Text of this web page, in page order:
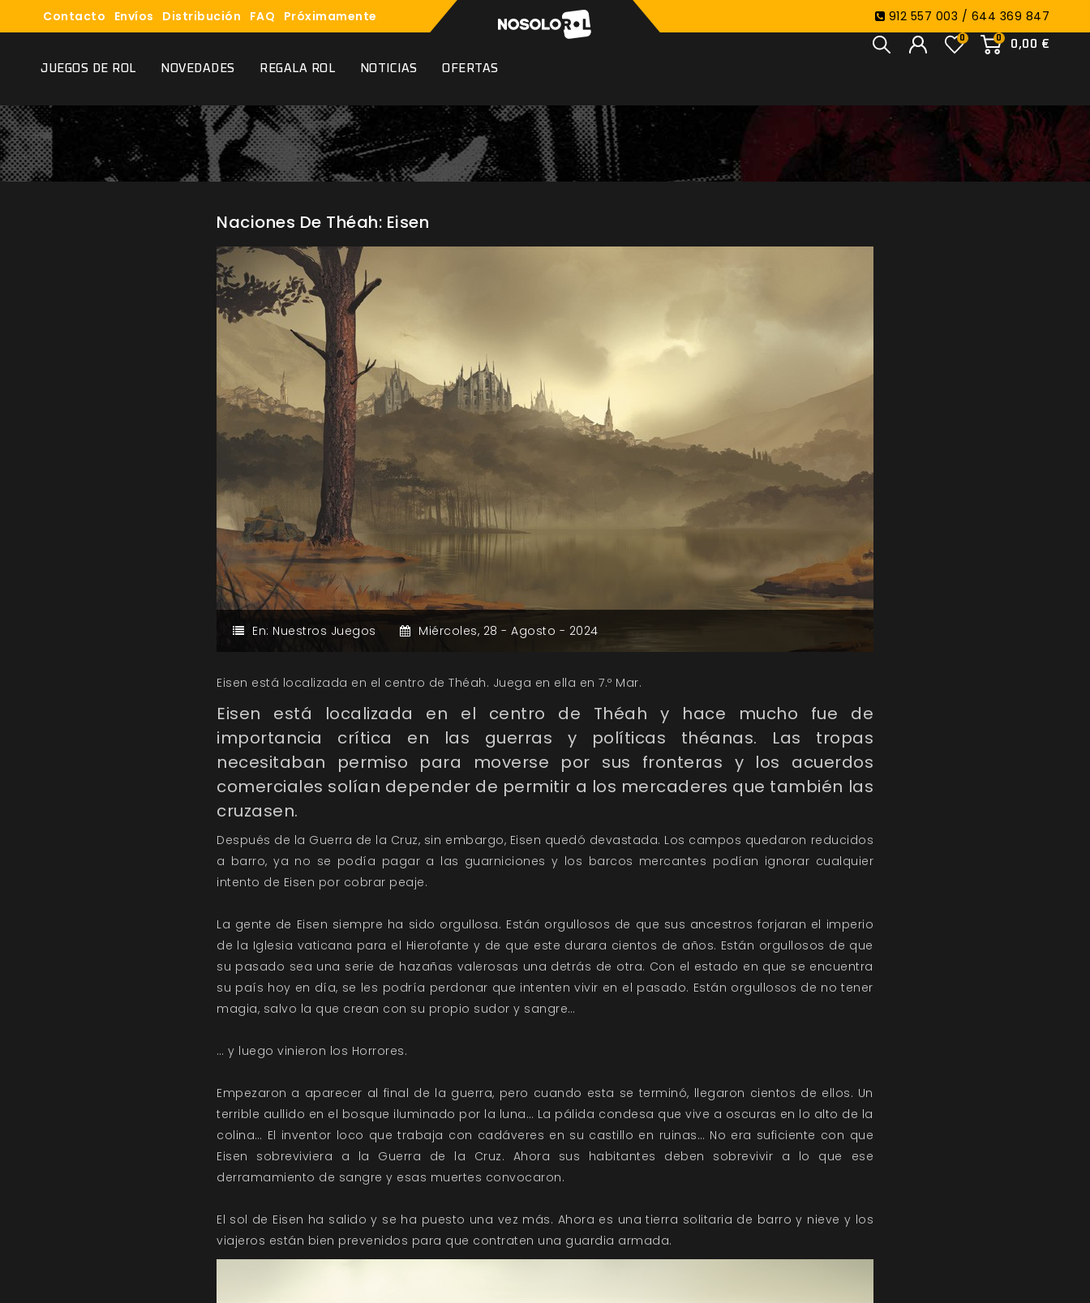
Contacto Envíos Distribución FAQ Próximamente 912 557 003 / 644 369 847
0
0,00 €
0
JUEGOS DE ROL NOVEDADES REGALA ROL NOTICIAS OFERTAS
Naciones De Théah: Eisen
En: Nuestros Juegos Miércoles, 28 - Agosto - 2024
Eisen está localizada en el centro de Théah. Juega en ella en 7.º Mar.
Eisen está localizada en el centro de Théah y hace mucho fue de
importancia crítica en las guerras y políticas théanas. Las tropas
necesitaban permiso para moverse por sus fronteras y los acuerdos
comerciales solían depender de permitir a los mercaderes que también las
cruzasen.
Después de la Guerra de la Cruz, sin embargo, Eisen quedó devastada. Los campos quedaron reducidos
a barro, ya no se podía pagar a las guarniciones y los barcos mercantes podían ignorar cualquier
intento de Eisen por cobrar peaje.
La gente de Eisen siempre ha sido orgullosa. Están orgullosos de que sus ancestros forjaran el imperio
de la Iglesia vaticana para el Hierofante y de que este durara cientos de años. Están orgullosos de que
su pasado sea una serie de hazañas valerosas una detrás de otra. Con el estado en que se encuentra
su país hoy en día, se les podría perdonar que intenten vivir en el pasado. Están orgullosos de no tener
magia, salvo la que crean con su propio sudor y sangre…
… y luego vinieron los Horrores.
Empezaron a aparecer al final de la guerra, pero cuando esta se terminó, llegaron cientos de ellos. Un
terrible aullido en el bosque iluminado por la luna… La pálida condesa que vive a oscuras en lo alto de la
colina… El inventor loco que trabaja con cadáveres en su castillo en ruinas… No era suficiente con que
Eisen sobreviviera a la Guerra de la Cruz. Ahora sus habitantes deben sobrevivir a lo que ese
derramamiento de sangre y esas muertes convocaron.
El sol de Eisen ha salido y se ha puesto una vez más. Ahora es una tierra solitaria de barro y nieve y los
viajeros están bien prevenidos para que contraten una guardia armada.